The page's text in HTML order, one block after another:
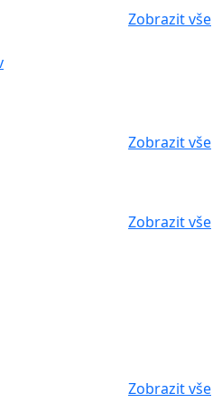
Zobrazit vše
Zobrazit vše
Zobrazit vše
Zobrazit vše